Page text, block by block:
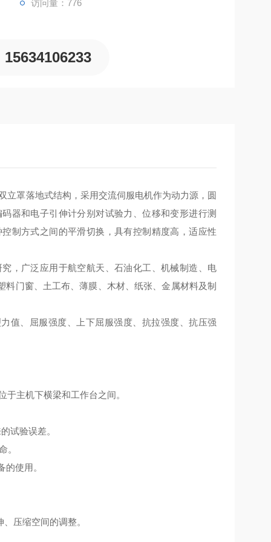
访问量：776
15634106233
立罩落地式结构，采用交流伺服电机作为动力源，圆
器和电子引伸计分别对试验力、位移和变形进行测
制方式之间的平滑切换，具有控制精度高，适应性
，广泛应用于航空航天、石油化工、机械制造、电
门窗、土工布、薄膜、木材、纸张、金属材料及制
值、屈服强度、上下屈服强度、抗拉强度、抗压强
主机下横梁和工作台之间。
试验误差。
。
使用。
压缩空间的调整。